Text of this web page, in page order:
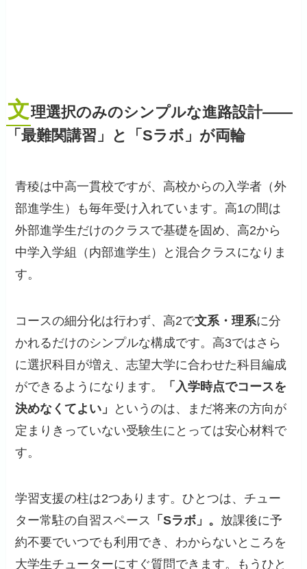
文理選択のみのシンプルな進路設計——
「最難関講習」と「Sラボ」が両輪
青稜は中高一貫校ですが、高校からの入学者（外
部進学生）も毎年受け入れています。高1の間は
外部進学生だけのクラスで基礎を固め、高2から
中学入学組（内部進学生）と混合クラスになりま
す。
コースの細分化は行わず、高2で文系・理系に分
かれるだけのシンプルな構成です。高3ではさら
に選択科目が増え、志望大学に合わせた科目編成
ができるようになります。
「入学時点でコースを
決めなくてよい」
というのは、まだ将来の方向が
定まりきっていない受験生にとっては安心材料で
す。
学習支援の柱は2つあります。ひとつは、チュー
ター常駐の自習スペース 「Sラボ」。 放課後に予
約不要でいつでも利用でき、わからないところを
大学生チューターにすぐ質問できます。もうひと